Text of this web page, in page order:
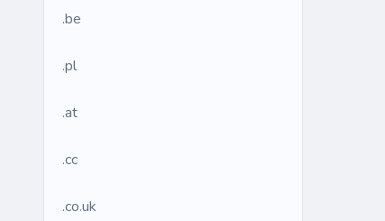
.be
.pl
.at
.cc
.co.uk